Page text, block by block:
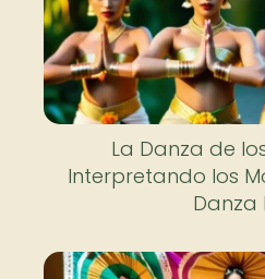
La Danza de
Interpretando los
Danza